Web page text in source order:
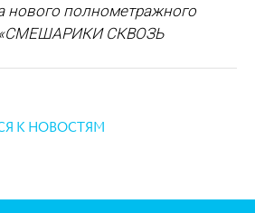
нового полнометражного
«СМЕШАРИКИ СКВОЗЬ
45
К НОВОСТЯМ